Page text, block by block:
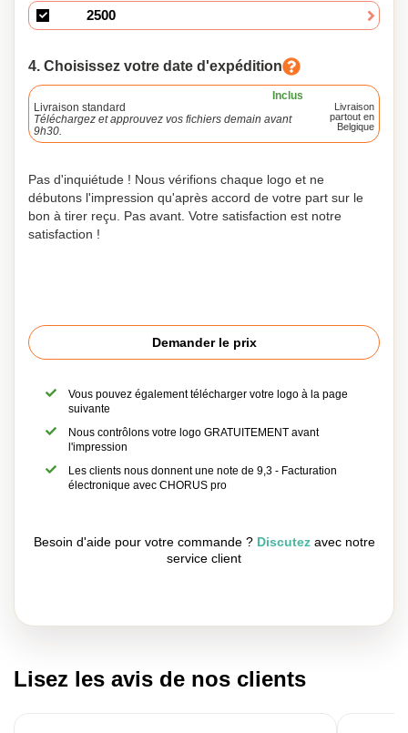
4. Choisissez votre date d'expédition
Inclus
Livraison standard
Téléchargez et approuvez vos fichiers demain avant
9h30.
Livraison
partout en
Belgique
Pas d'inquiétude ! Nous vérifions chaque logo et ne
débutons l'impression qu'après accord de votre part sur le
bon à tirer reçu. Pas avant. Votre satisfaction est notre
satisfaction !
Demander le prix
Vous pouvez également télécharger votre logo à la page
suivante
Nous contrôlons votre logo GRATUITEMENT avant
l'impression
Les clients nous donnent une note de 9,3 - Facturation
électronique avec CHORUS pro
Besoin d'aide pour votre commande ? Discutezavec notre
service client
Lisez les avis de nos clients